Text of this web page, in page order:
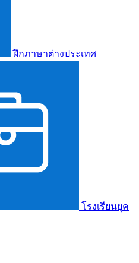
ฝึกภาษาต่างประเทศ
โรงเรียนยุค